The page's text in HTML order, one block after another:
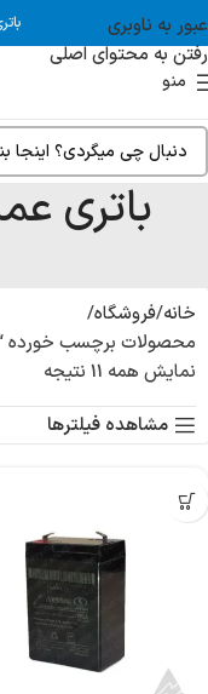
عبور به ناوبری
رفتن به محتوای اصلی
منو
باتری
خانه فروشگاه
محصولات برچسب خورده
نمایش همه 11 نتیجه
مشاهده فیلترها